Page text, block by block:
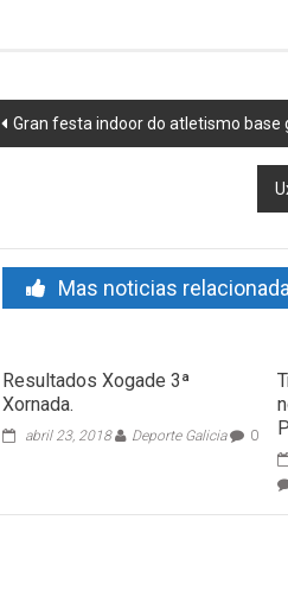
Post navigation
Gran festa indoor do atletismo base
Mas noticias
Resultados Xogade 3ª
Xornada.
abril 23, 2018 Deporte Galicia 0